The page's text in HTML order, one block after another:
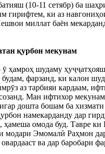
(10-11 сетябр) ба
гирифтем, ки аз
миллат баён
қурбон мекунам
шудаму
фарзанд, ки калон
аз тарбияи кардаам,
Ман ифтихор
дошта бошам ба
намекарданду дар
омода буд. Тавре
Эмомалӣ Раҳмон
ва дар баробари